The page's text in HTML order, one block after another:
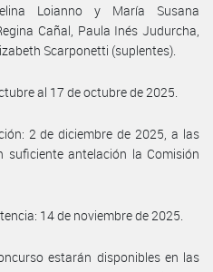
Loianno y María Susana
Cañal, Paula Inés Judurcha,
Scarponetti (suplentes).
al 17 de octubre de 2025.
2 de diciembre de 2025, a las
antelación la Comisión
14 de noviembre de 2025.
estarán disponibles en las